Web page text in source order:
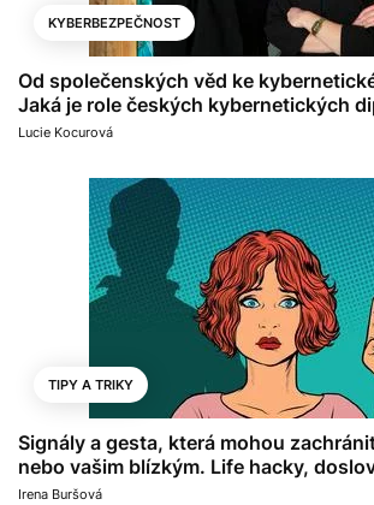
KYBERBEZPEČNOST
Od společenských věd ke
Jaká je role českých kybernetických
Lucie Kocurová
TIPY A TRIKY
Signály a gesta, která mohou
nebo vašim blízkým. Life hacky,
Irena Buršová